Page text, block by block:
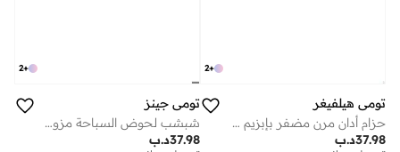
+
2
تومي هيلفيغر
حزام أدان مرن مضفر بإبزيم متناغم
د.ب37.98
+
2
تومي جينز
شبشب لحوض السباحة مزود بحزام يحمل شعار
د.ب37.98